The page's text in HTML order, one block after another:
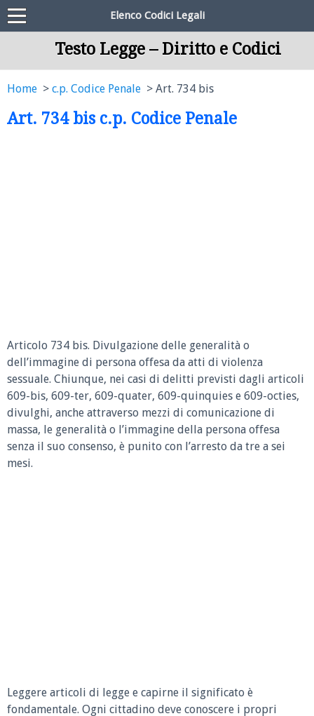
Elenco Codici Legali
Testo Legge – Diritto e Codici
Home c.p. Codice Penale Art. 734 bis
Art. 734 bis c.p. Codice Penale
Articolo 734 bis. Divulgazione delle generalità o
dell’immagine di persona offesa da atti di violenza
sessuale. Chiunque, nei casi di delitti previsti dagli articoli
609-bis, 609-ter, 609-quater, 609-quinquies e 609-octies,
divulghi, anche attraverso mezzi di comunicazione di
massa, le generalità o l’immagine della persona offesa
senza il suo consenso, è punito con l’arresto da tre a sei
mesi.
Leggere articoli di legge e capirne il significato è
fondamentale. Ogni cittadino deve conoscere i propri